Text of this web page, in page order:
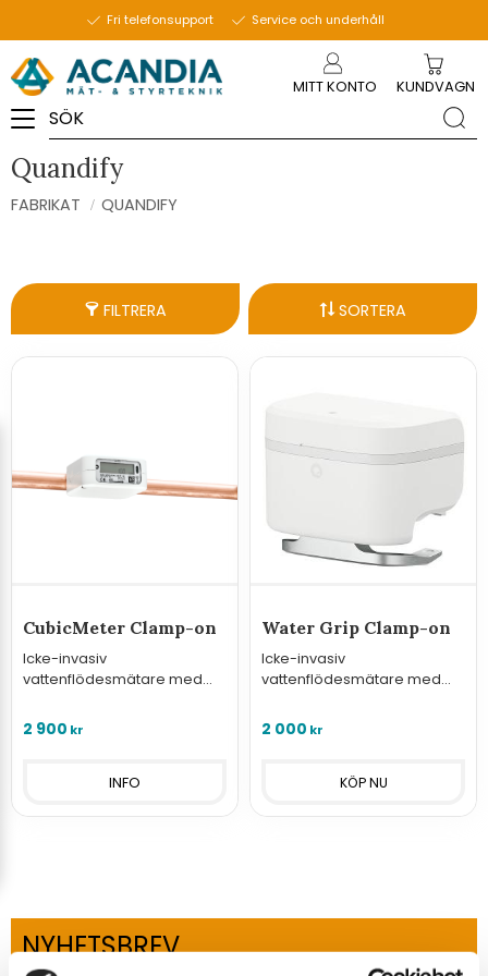
Fri telefonsupport Service och underhåll
MITT KONTO KUNDVAGN
Quandify
FABRIKAT QUANDIFY
FILTRERA SORTERA
CubicMeter Clamp-on
Icke-invasiv
vattenflödesmätare med
läckagedetektering.
2 900 kr
INFO
Water Grip Clamp-on
Icke-invasiv
vattenflödesmätare med
läckagedetektering.
2 000 kr
NYHETSBREV